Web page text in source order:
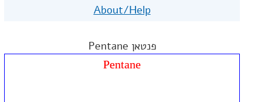
About/Help
פנטאן Pentane